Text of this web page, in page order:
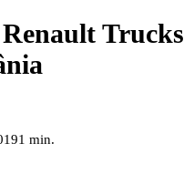
Trucks
1 min.